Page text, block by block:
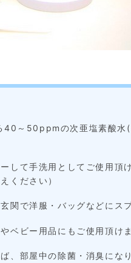
40～50ppmの次亜塩素酸水
して手洗用としてご使用頂
ください）
関で洋服・バッグなどにス
ベビー用品にもご使用頂け
、部屋中の除菌・消臭にな